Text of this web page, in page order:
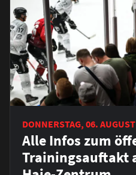
DONNERSTAG, 06.
Alle Infos zum
Trainingsauftakt